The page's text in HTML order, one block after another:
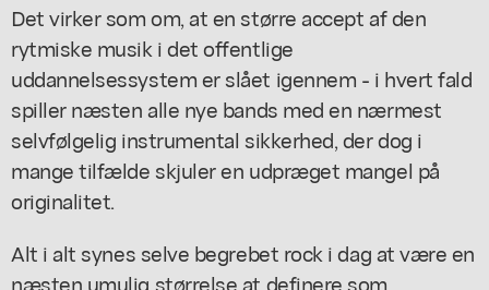
Det virker som om, at en større accept af den
rytmiske musik i det offentlige
uddannelsessystem er slået igennem - i hvert fald
spiller næsten alle nye bands med en nærmest
selvfølgelig instrumental sikkerhed, der dog i
mange tilfælde skjuler en udpræget mangel på
originalitet.
Alt i alt synes selve begrebet rock i dag at være en
næsten umulig størrelse at definere som